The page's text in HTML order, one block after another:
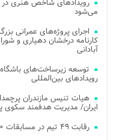
می‌شود
اجرای پروژه‌های عمرانی
کارنامه درخشان دهیاری و
آبادانی
توسعه زیرساخت‌های
رویدادهای بین‌المللی
هیات تنیس مازندران
ایران/ مدیریت هدفمند سکوی
رقابت ۴۹ تیم در مسابقات ۲۰۰ امتیازی تنیس ساحلی کشور در مازندران